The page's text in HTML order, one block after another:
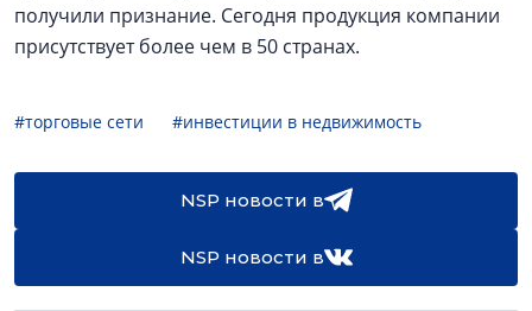
получили признание. Сегодня продукция компании
присутствует более чем в 50 странах.
#торговые сети #инвестиции в недвижимость
NSP новости в
NSP новости в